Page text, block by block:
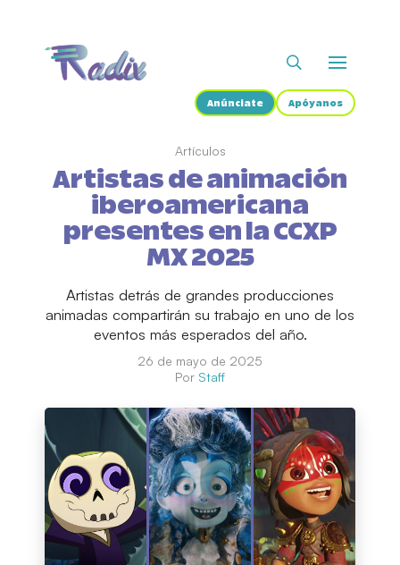
Anúnciate Apóyanos
Artículos
Artistas de animación
iberoamericana
presentes en la CCXP
MX 2025
Artistas detrás de grandes producciones
animadas compartirán su trabajo en uno de los
eventos más esperados del año.
26 de mayo de 2025
Por Staff